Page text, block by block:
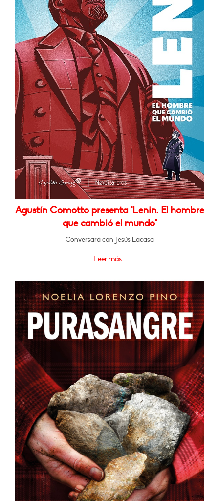
Agustín Comotto presenta "Lenin. El hombre
que cambió el mundo"
Conversará con Jesús Lacasa
Leer más...